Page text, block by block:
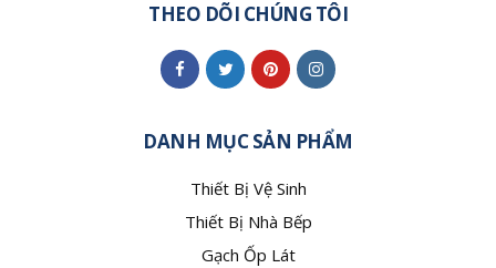
THEO DÕI CHÚNG TÔI
DANH MỤC SẢN PHẨM
Thiết Bị Vệ Sinh
Thiết Bị Nhà Bếp
Gạch Ốp Lát